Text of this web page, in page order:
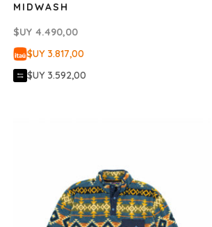
MIDWASH
$UY 4.490,00
$UY 3.817,00
$UY 3.592,00